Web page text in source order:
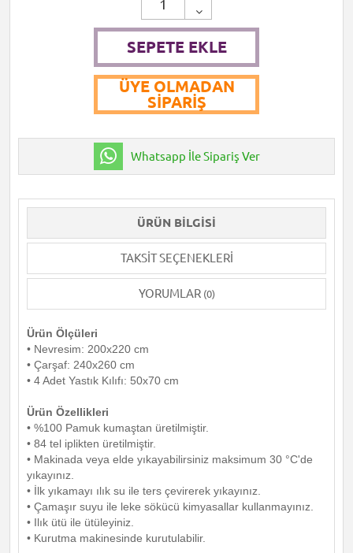
SEPETE EKLE
ÜYE OLMADAN
SIPARIŞ
Whatsapp İle Sipariş Ver
ÜRÜN BILGISI
TAKSIT SEÇENEKLERI
YORUMLAR (0)
Ürün Ölçüleri
• Nevresim: 200x220 cm
• Çarşaf: 240x260 cm
• 4 Adet Yastık Kılıfı: 50x70 cm
Ürün Özellikleri
• %100 Pamuk kumaştan üretilmiştir.
• 84 tel iplikten üretilmiştir.
• Makinada veya elde yıkayabilirsiniz maksimum 30 °C'de
yıkayınız.
• İlk yıkamayı ılık su ile ters çevirerek yıkayınız.
• Çamaşır suyu ile leke sökücü kimyasallar kullanmayınız.
• Ilık ütü ile ütüleyiniz.
• Kurutma makinesinde kurutulabilir.